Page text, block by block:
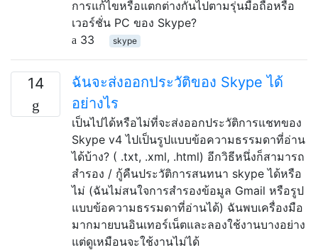
การแก้ไขหรือแตกต่างกันไปตามรุ่นมือถือหรือ
เวอร์ชั่น PC ของ Skype?
33
skype
14
ฉันจะส่งออกประวัติของ Skype ได้
อย่างไร
เป็นไปได้หรือไม่ที่จะส่งออกประวัติการแชทของ
Skype v4 ไปเป็นรูปแบบข้อความธรรมดาที่อ่าน
ได้บ้าง? ( .txt, .xml, .html) อีกวิธีหนึ่งก็สามารถ
สำรอง / กู้คืนประวัติการสนทนา skype ได้หรือ
ไม่ (ฉันไม่สนใจการสำรองข้อมูล Gmail หรือรูป
แบบข้อความธรรมดาที่อ่านได้) ฉันพบเครื่องมือ
มากมายบนอินเทอร์เน็ตและลองใช้งานบางอย่าง
แต่ดูเหมือนจะใช้งานไม่ได้